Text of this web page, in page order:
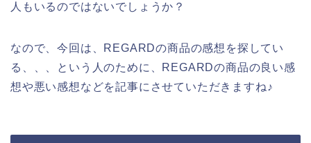
人もいるのではないでしょうか？
なので、今回は、REGARDの商品の感想を探してい
る、、、という人のために、REGARDの商品の良い感
想や悪い感想などを記事にさせていただきますね♪